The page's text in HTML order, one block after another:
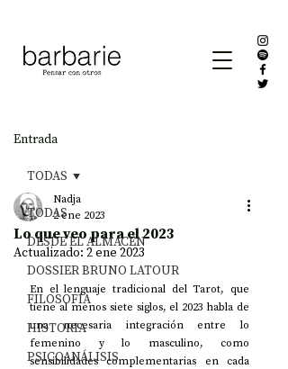
Entrada
TODAS
DESDE EL ALMACÉN
DOSSIER BRUNO LATOUR
FILOSOFÍA
HISTORIA
PSICOANÁLISIS
TODAS
Lo que veo para el 2023
Nadja
2 ene 2023
Actualizado: 2 ene 2023
En el lenguaje tradicional del Tarot, que
tiene al menos siete siglos, el 2023 habla de
una necesaria integración entre lo
femenino y lo masculino, como
sensibilidades complementarias en cada